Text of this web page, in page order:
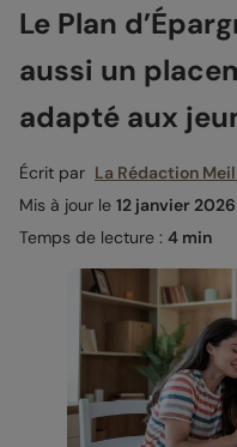
Le Plan
aussi un
adapté aux
Écrit par La Rédaction
Mis à jour le 12 janvier 2026
Temps de lecture : 4 min